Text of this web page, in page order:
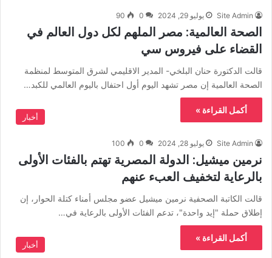
Site Admin يوليو 29, 2024 0
90
الصحة العالمية: مصر الملهم لكل دول العالم في
القضاء على فيروس سي
قالت الدكتورة حنان البلخي- المدير الاقليمي لشرق المتوسط لمنظمة
الصحة العالمية إن مصر تشهد اليوم أول احتفال باليوم العالمي للكبد…
أكمل القراءة »
أخبار
Site Admin يوليو 28, 2024 0
100
نرمين ميشيل: الدولة المصرية تهتم بالفئات الأولى
بالرعاية لتخفيف العبء عنهم
قالت الكاتبة الصحفية نرمين ميشيل عضو مجلس أمناء كتلة الحوار، إن
إطلاق حملة "إيد واحدة"، تدعم الفئات الأولى بالرعاية في…
أكمل القراءة »
أخبار